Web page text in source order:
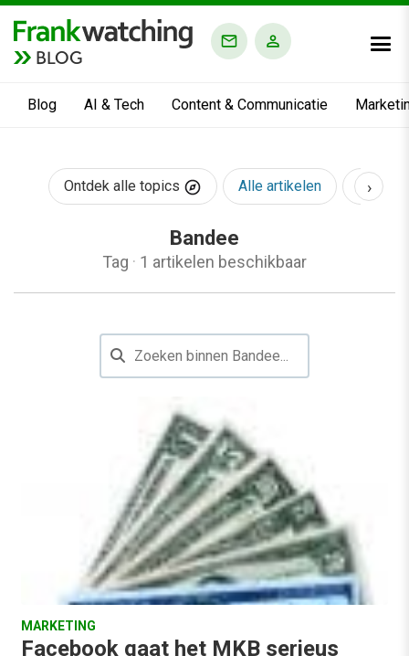
BLOG
Blog AI & Tech Content & Communicatie
Ontdek alle topics Alle artikelen AI &
›
Bandee
Tag · 1 artikelen beschikbaar
MARKETING
Facebook gaat het MKB serieus